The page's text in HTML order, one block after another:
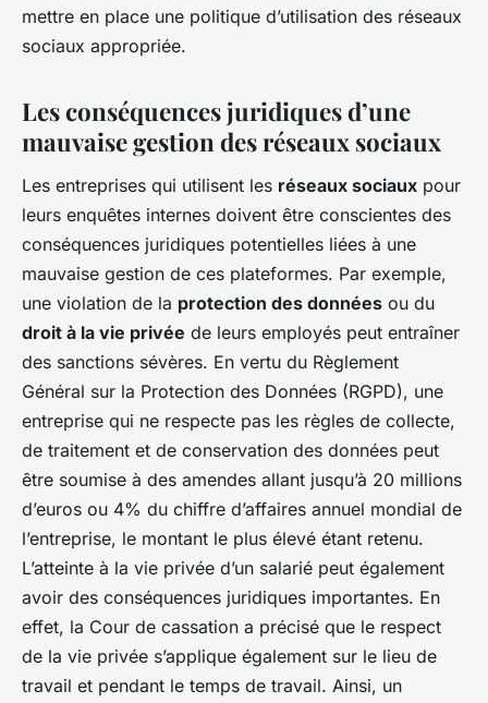
mettre en place une politique d’utilisation des réseaux
sociaux appropriée.
Les conséquences juridiques d’une
mauvaise gestion des réseaux sociaux
Les entreprises qui utilisent les réseaux sociaux pour
leurs enquêtes internes doivent être conscientes des
conséquences juridiques potentielles liées à une
mauvaise gestion de ces plateformes. Par exemple,
une violation de la protection des données ou du
droit à la vie privée de leurs employés peut entraîner
des sanctions sévères. En vertu du Règlement
Général sur la Protection des Données (RGPD), une
entreprise qui ne respecte pas les règles de collecte,
de traitement et de conservation des données peut
être soumise à des amendes allant jusqu’à 20 millions
d’euros ou 4% du chiffre d’affaires annuel mondial de
l’entreprise, le montant le plus élevé étant retenu.
L’atteinte à la vie privée d’un salarié peut également
avoir des conséquences juridiques importantes. En
effet, la Cour de cassation a précisé que le respect
de la vie privée s’applique également sur le lieu de
travail et pendant le temps de travail. Ainsi, un